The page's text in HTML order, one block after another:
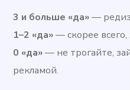
3 и больше «да»—
1–2 «да»— скорее
0 «да»— не трогайте,
рекламой.